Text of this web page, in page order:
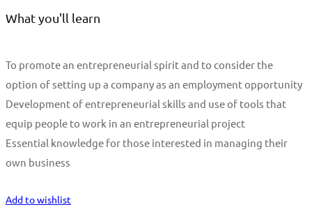
What you'll learn
To promote an entrepreneurial spirit and to consider the
option of setting up a company as an employment opportunity
Development of entrepreneurial skills and use of tools that
equip people to work in an entrepreneurial project
Essential knowledge for those interested in managing their
own business
Add to wishlist